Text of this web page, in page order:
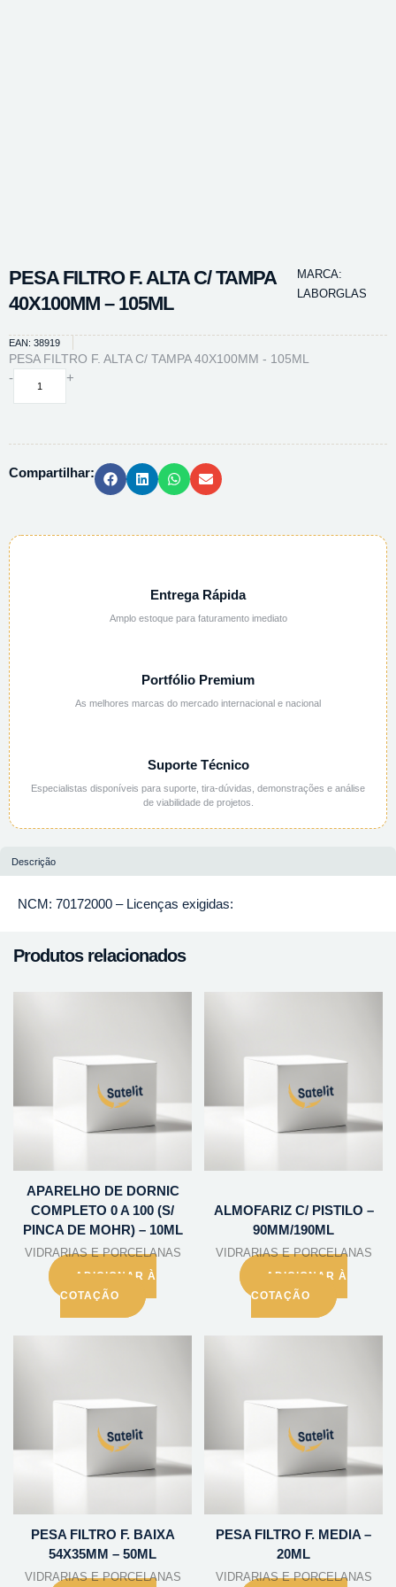
PESA FILTRO F. ALTA C/ TAMPA
40X100MM – 105ML
MARCA:
LABORGLAS
EAN: 38919
PESA FILTRO F. ALTA C/ TAMPA 40X100MM - 105ML
-
PESA
TAMPA
105ML
quantidade
+
Compartilhar:
Entrega Rápida
Amplo estoque para faturamento imediato
Portfólio Premium
As melhores marcas do mercado internacional e nacional
Suporte Técnico
Especialistas disponíveis para suporte, tira-dúvidas, demonstrações e análise
de viabilidade de projetos.
Descrição
NCM: 70172000 – Licenças exigidas:
Produtos relacionados
APARELHO DE DORNIC
COMPLETO 0 A 100 (S/
PINCA DE MOHR) – 10ML
VIDRARIAS E PORCELANAS
ADICIONAR À
COTAÇÃO
ALMOFARIZ C/ PISTILO –
90MM/190ML
VIDRARIAS E PORCELANAS
ADICIONAR À
COTAÇÃO
PESA FILTRO F. BAIXA
54X35MM – 50ML
VIDRARIAS E PORCELANAS
PESA FILTRO F. MEDIA –
20ML
VIDRARIAS E PORCELANAS